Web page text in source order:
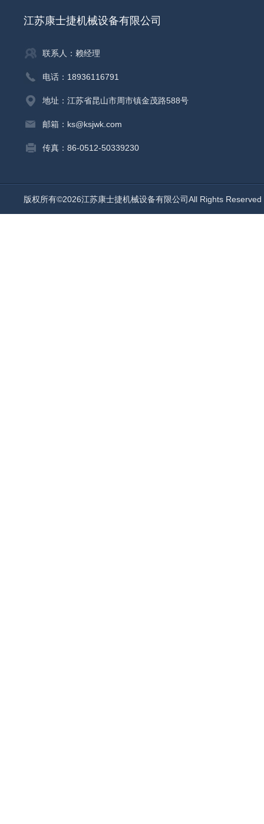
江苏康士捷机械设备有限公司
联系人：赖经理
电话：18936116791
地址：江苏省昆山市周市镇金茂路588号
邮箱：ks@ksjwk.com
传真：86-0512-50339230
版权所有©2026江苏康士捷机械设备有限公司All Rights